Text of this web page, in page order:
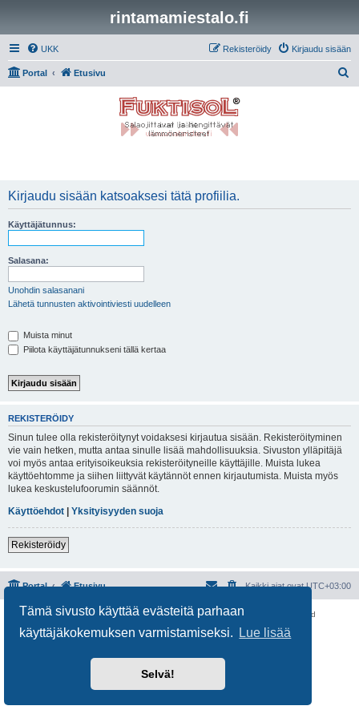
Tämä sivusto käyttää evästeitä parhaan
käyttäjäkokemuksen varmistamiseksi.
Lue lisää
Selvä!
rintamamiestalo.fi
UKK Kirjaudu sisään
Rekisteröidy
Portal Etusivu
Kirjaudu sisään katsoaksesi tätä profiilia.
Käyttäjätunnus:
Salasana:
Unohdin salasanani
Lähetä tunnusten aktivointiviesti uudelleen
Muista minut
Piilota käyttäjätunnukseni tällä kertaa
REKISTERÖIDY
Sinun tulee olla rekisteröitynyt voidaksesi kirjautua sisään. Rekisteröityminen
vie vain hetken, mutta antaa sinulle lisää mahdollisuuksia. Sivuston ylläpitäjä
voi myös antaa erityisoikeuksia rekisteröityneille käyttäjille. Muista lukea
käyttöehtomme ja siihen liittyvät käytännöt ennen kirjautumista. Muista myös
lukea keskustelufoorumin säännöt.
Käyttöehdot | Yksityisyyden suoja
Rekisteröidy
Portal Etusivu Kaikki ajat ovatUTC+03:00
Keskustelufoorumin ohjelmistophpBB® Forum Software © phpBB Limited
Käännös: phpBB Suomi (lurttinen, harritapio, Pettis)